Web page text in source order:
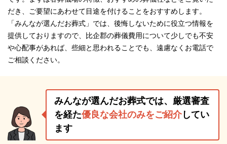
だき、ご要望にあわせて目途を付けることをおすすめします。
「みんなが選んだお葬式」では、後悔しないために役立つ情報を
提供しておりますので、比企郡の葬儀費用について少しでも不安
や心配事があれば、些細と思われることでも、遠慮なくお電話で
ご相談ください。
みんなが選んだお葬式では、厳選審査
を経た優良な会社のみをご紹介してい
ます